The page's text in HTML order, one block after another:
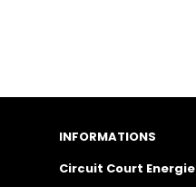
INFORMATIONS
Circuit Court Energie